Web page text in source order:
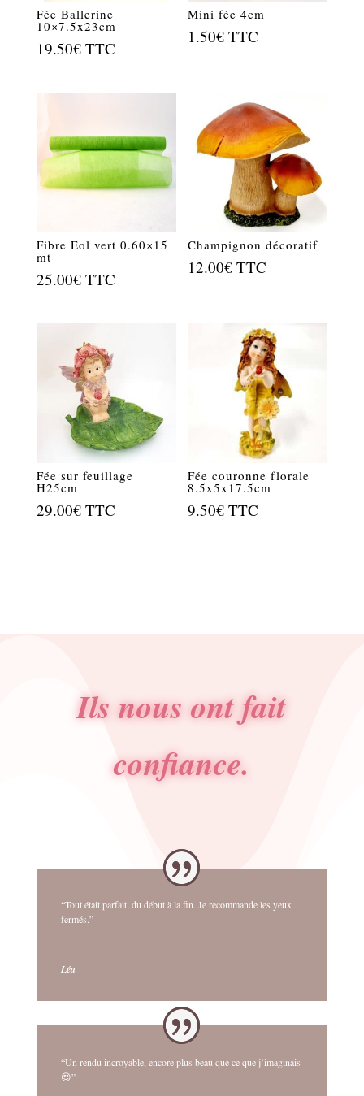
Fée Ballerine
10×7.5x23cm
19.50€ TTC
Mini fée 4cm
1.50€ TTC
Fibre Eol vert 0.60×15
mt
25.00€ TTC
Champignon décoratif
12.00€ TTC
Fée sur feuillage
H25cm
29.00€ TTC
Fée couronne florale
8.5x5x17.5cm
9.50€ TTC
Ils nous ont fait
confiance.
“Tout était parfait, du début à la fin. Je recommande les yeux
fermés.”
Léa
“Un rendu incroyable, encore plus beau que ce que j’imaginais
😍”